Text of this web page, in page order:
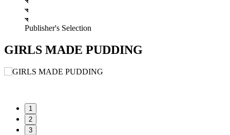
Publisher's Selection
GIRLS MADE PUDDING
1
2
3